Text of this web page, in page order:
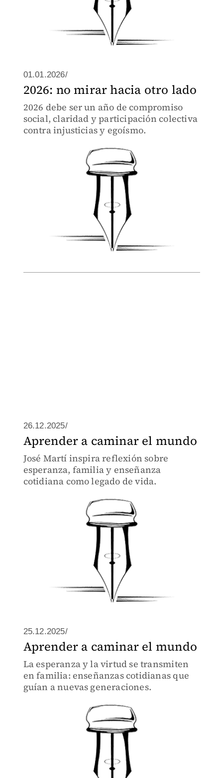
01.01.2026/
2026: no mirar hacia otro lado
2026 debe ser un año de compromiso
social, claridad y participación colectiva
contra injusticias y egoísmo.
26.12.2025/
Aprender a caminar el mundo
José Martí inspira reflexión sobre
esperanza, familia y enseñanza
cotidiana como legado de vida.
25.12.2025/
Aprender a caminar el mundo
La esperanza y la virtud se transmiten
en familia: enseñanzas cotidianas que
guían a nuevas generaciones.